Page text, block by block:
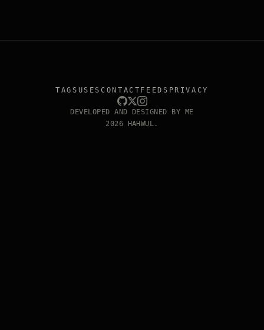
TAGS USESCONTACT FEEDS PRIVACY
DEVELOPED AND DESIGNED BY ME
2026 HAHWUL.